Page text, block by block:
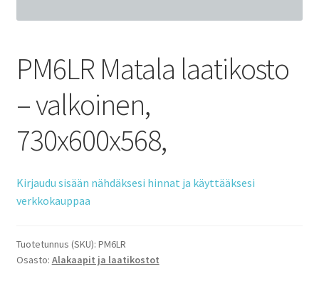
PM6LR Matala laatikosto
– valkoinen,
730x600x568,
Kirjaudu sisään nähdäksesi hinnat ja käyttääksesi
verkkokauppaa
Tuotetunnus (SKU): PM6LR
Osasto: Alakaapit ja laatikostot